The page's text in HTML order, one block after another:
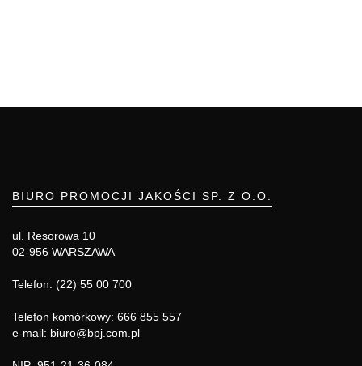
BIURO PROMOCJI JAKOŚCI SP. Z O.O.
ul. Resorowa 10
02-956 WARSZAWA
Telefon: (22) 55 00 700
Telefon komórkowy: 666 855 557
e-mail: biuro@bpj.com.pl